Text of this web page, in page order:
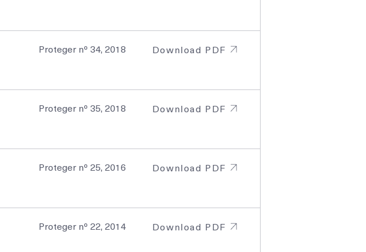
Proteger nº 34, 2018 Download PDF
Proteger nº 35, 2018 Download PDF
Proteger nº 25, 2016 Download PDF
Proteger nº 22, 2014 Download PDF